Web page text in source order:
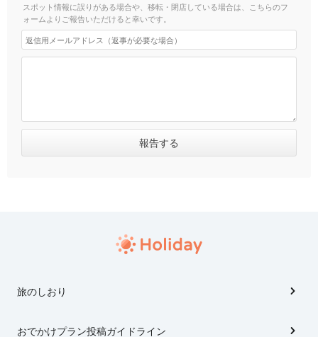
スポット情報に誤りがある場合や、移転・閉店している場合は、こちらのフ
ォームよりご報告いただけると幸いです。
旅のしおり
おでかけプラン投稿ガイドライン